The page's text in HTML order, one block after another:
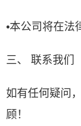
•本公司将在法
三、 联系我们
如有任何疑问
顾！